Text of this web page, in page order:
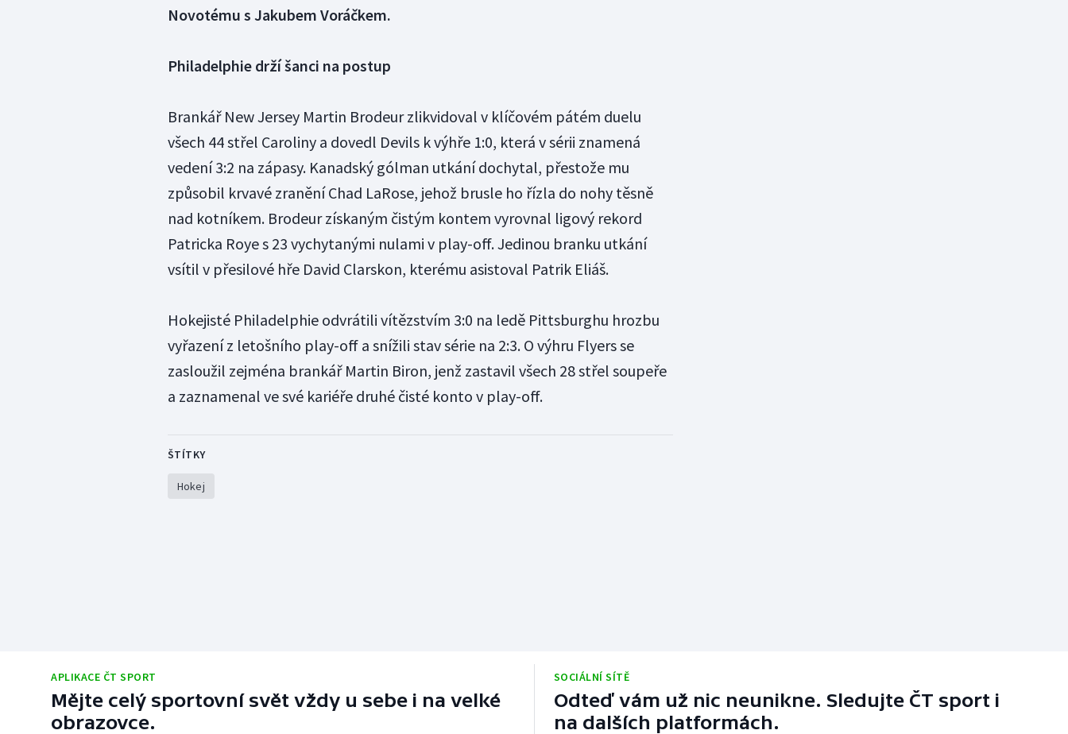
Novotému s Jakubem Voráčkem.
Philadelphie drží šanci na postup
Brankář New Jersey Martin Brodeur zlikvidoval v klíčovém pátém duelu
všech 44 střel Caroliny a dovedl Devils k výhře 1:0, která v sérii znamená
vedení 3:2 na zápasy. Kanadský gólman utkání dochytal, přestože mu
způsobil krvavé zranění Chad LaRose, jehož brusle ho řízla do nohy těsně
nad kotníkem. Brodeur získaným čistým kontem vyrovnal ligový rekord
Patricka Roye s 23 vychytanými nulami v play-off. Jedinou branku utkání
vsítil v přesilové hře David Clarskon, kterému asistoval Patrik Eliáš.
Hokejisté Philadelphie odvrátili vítězstvím 3:0 na ledě Pittsburghu hrozbu
vyřazení z letošního play-off a snížili stav série na 2:3. O výhru Flyers se
zasloužil zejména brankář Martin Biron, jenž zastavil všech 28 střel soupeře
a zaznamenal ve své kariéře druhé čisté konto v play-off.
ŠTÍTKY
Hokej
APLIKACE ČT SPORT
Mějte celý sportovní svět vždy u sebe i na velké
obrazovce.
SOCIÁLNÍ SÍTĚ
Odteď vám už nic neunikne. Sledujte ČT sport i
na dalších platformách.